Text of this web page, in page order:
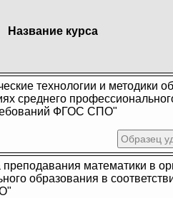
Название курса
технологии и методики
среднего
ФГОС СПО"
Образец
математики в
образования в